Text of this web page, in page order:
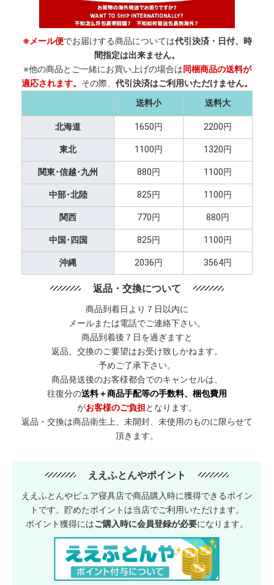
※メール便でお届けする商品については代引決済・日付、時
間指定は出来ません。
※他の商品とご一緒にお買い上げの場合は同梱商品の送料が
適応されます。 その際、 代引決済はご利用いただけません。
送料小
送料大
北海道 1650円 2200円
東北 1100円 1320円
関東･信越･九州 880円 1100円
中部･北陸 825円 1100円
関西 770円 880円
中国･四国 825円 1100円
沖縄 2036円 3564円
返品・交換について
商品到着日より７日以内に
メールまたは電話でご連絡下さい。
商品到着後７日を過ぎますと
返品、交換のご要望はお受け致しかねます。
予めご了承下さい。
商品発送後のお客様都合でのキャンセルは、
往復分の送料＋商品手配等の手数料、梱包費用
がお客様のご負担となります。
返品・交換は商品衛生上、未開封、未使用のものに限らせて
頂きます。
ええふとんやポイント
ええふとんやピュア寝具店で商品購入時に獲得できるポイン
トです。貯めたポイントは当店でご利用いただけます。
ポイント獲得にはご購入時に会員登録が必要になります。